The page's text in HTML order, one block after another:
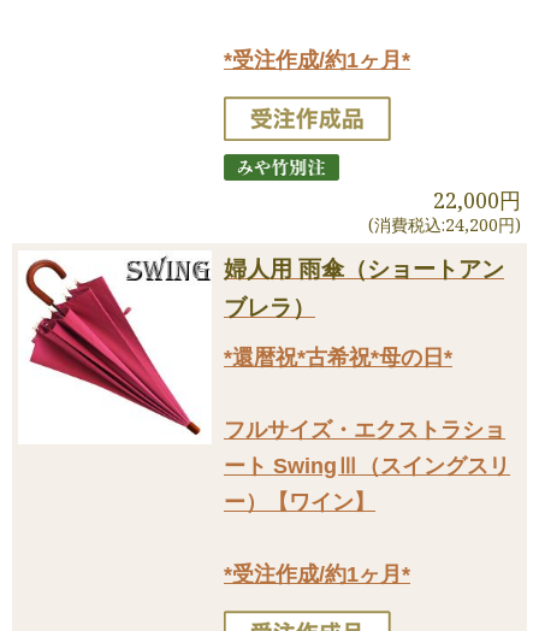
*受注作成/約1ヶ月*
22,000円
(消費税込:24,200円)
婦人用 雨傘（ショートアン
ブレラ）
*還暦祝*古希祝*母の日*
フルサイズ・エクストラショ
ート SwingⅢ（スイングスリ
ー）【ワイン】
*受注作成/約1ヶ月*